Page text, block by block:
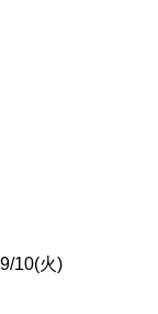
10(火)